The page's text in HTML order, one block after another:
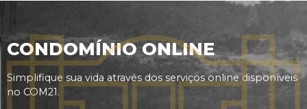
CONDOMÍNIO ONLINE
Simplifique sua vida através dos serviços online disponíveis
no COM21.